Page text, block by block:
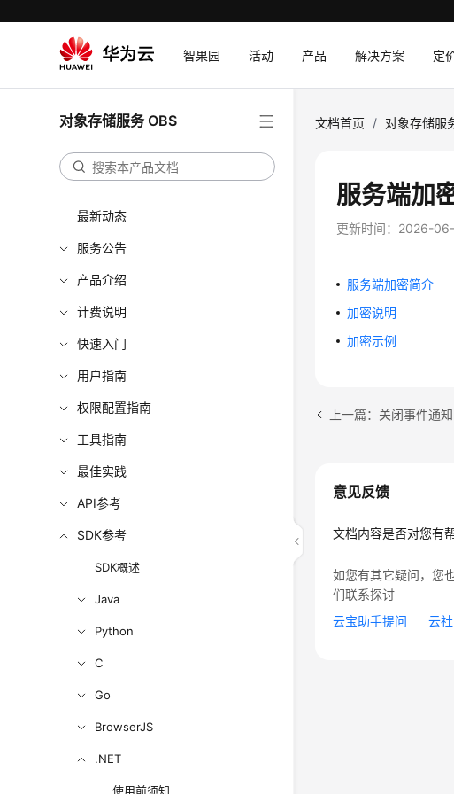
智果园 活动 产品 解决方案 定
对象存储服务 OBS
最新动态
服务公告
产品介绍
计费说明
快速入门
用户指南
权限配置指南
工具指南
最佳实践
API参考
SDK参考
SDK概述
Java
Python
C
Go
BrowserJS
.NET
使用前须知
文档首页 / 对象存储服
服务端加
更新时间： 2026-
服务端加密简介
加密说明
加密示例
上一篇：关闭事件通知
意见反馈
文档内容是否对您有
如您有其它疑问，您
们联系探讨
云宝助手提问
云